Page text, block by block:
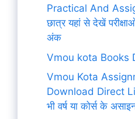
Practical And
छात्र यहां से देखें
अंक
Vmou kota Books
Vmou Kota
Download Direct
भी वर्ष या कोर्स के